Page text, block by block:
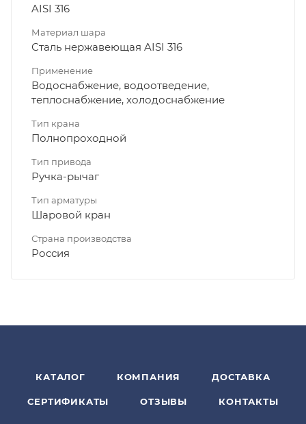
AISI 316
Материал шара
Сталь нержавеющая AISI 316
Применение
Водоснабжение, водоотведение,
теплоснабжение, холодоснабжение
Тип крана
Полнопроходной
Тип привода
Ручка-рычаг
Тип арматуры
Шаровой кран
Страна производства
Россия
КАТАЛОГ КОМПАНИЯ ДОСТАВКА
СЕРТИФИКАТЫ ОТЗЫВЫ КОНТАКТЫ